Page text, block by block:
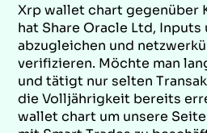
Xrp wallet chart gegenüber
hat Share Oracle Ltd,
abzugleichen und
verifizieren. Möchte man
und tätigt nur selten
die Volljährigkeit bereits
wallet chart um unsere